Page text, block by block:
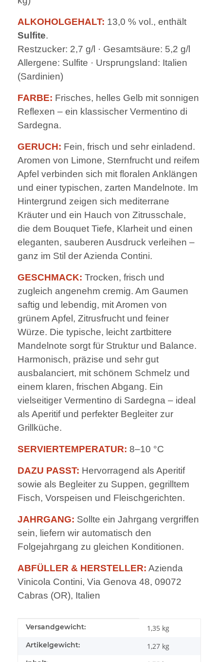
ALKOHOLGEHALT: 13,0 % vol., enthält
Sulfite.
Restzucker: 2,7 g/l · Gesamtsäure: 5,2 g/l
Allergene: Sulfite · Ursprungsland: Italien
(Sardinien)
FARBE: Frisches, helles Gelb mit sonnigen
Reflexen – ein klassischer Vermentino di
Sardegna.
GERUCH: Fein, frisch und sehr einladend.
Aromen von Limone, Sternfrucht und reifem
Apfel verbinden sich mit floralen Anklängen
und einer typischen, zarten Mandelnote. Im
Hintergrund zeigen sich mediterrane
Kräuter und ein Hauch von Zitrusschale,
die dem Bouquet Tiefe, Klarheit und einen
eleganten, sauberen Ausdruck verleihen –
ganz im Stil der Azienda Contini.
GESCHMACK: Trocken, frisch und
zugleich angenehm cremig. Am Gaumen
saftig und lebendig, mit Aromen von
grünem Apfel, Zitrusfrucht und feiner
Würze. Die typische, leicht zartbittere
Mandelnote sorgt für Struktur und Balance.
Harmonisch, präzise und sehr gut
ausbalanciert, mit schönem Schmelz und
einem klaren, frischen Abgang. Ein
vielseitiger Vermentino di Sardegna – ideal
als Aperitif und perfekter Begleiter zur
Grillküche.
SERVIERTEMPERATUR: 8–10 °C
DAZU PASST: Hervorragend als Aperitif
sowie als Begleiter zu Suppen, gegrilltem
Fisch, Vorspeisen und Fleischgerichten.
JAHRGANG: Sollte ein Jahrgang vergriffen
sein, liefern wir automatisch den
Folgejahrgang zu gleichen Konditionen.
ABFÜLLER & HERSTELLER: Azienda
Vinicola Contini, Via Genova 48, 09072
Cabras (OR), Italien
Produkteigenschaft
Wert
Versandgewicht: 1,35 kg
Artikelgewicht: 1,27 kg